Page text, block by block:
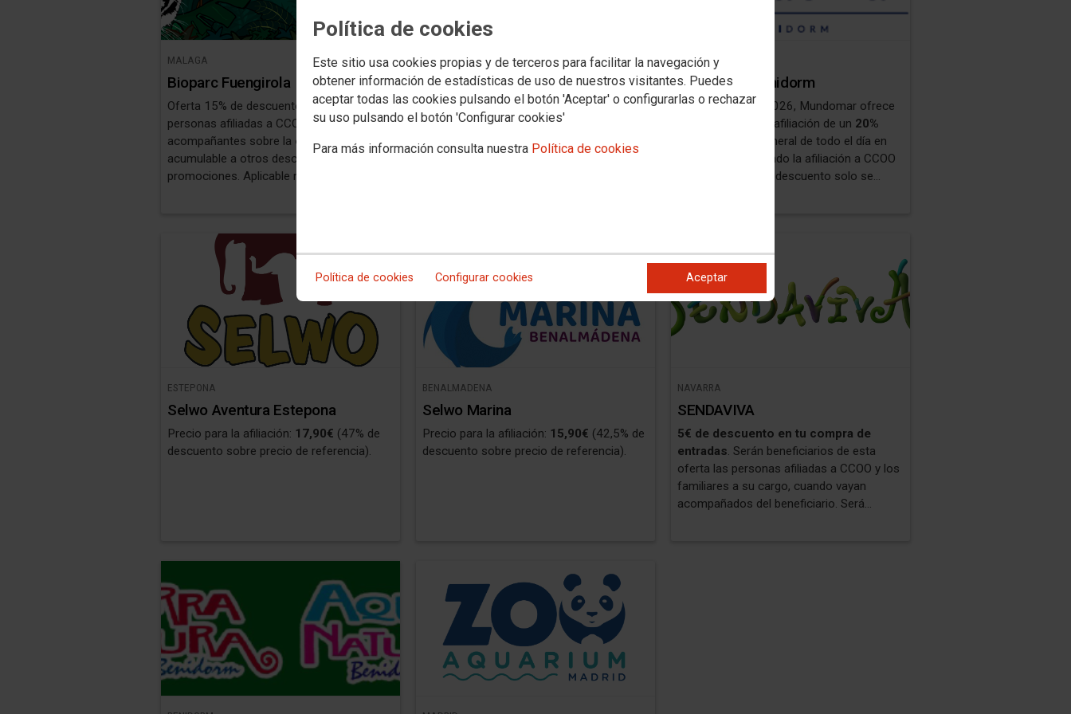
Política de cookies
Este sitio usa cookies propias y de terceros para facilitar la navegación y
obtener información de estadísticas de uso de nuestros visitantes. Puedes
aceptar todas las cookies pulsando el botón 'Aceptar' o configurarlas o rechazar
su uso pulsando el botón 'Configurar cookies'
Para más información consulta nuestra Política de cookies
Política de cookies Configurar cookies Aceptar
MALAGA
Bioparc Fuengirola
Oferta 15% de descuento para las
personas afiliadas a CCOO y para 3
acompañantes sobre la entrada diaria , no
acumulable a otros descuentos ni
promociones. Aplicable mediante la web:
MADRID
Faunia
Entrada única: 18,90€(45% de
descuento sobre el PVP).
BENIDORM
Mundomar Benidorm
Esta temporada 2026, Mundomar ofrece
un descuento a la afiliación de un 20%
sobre el precio general de todo el día en
taquillas (acreditando la afiliación a CCOO
junto el DNI). Este descuento solo se
de la compra.
ESTEPONA
Selwo Aventura Estepona
Precio para la afiliación: 17,90€ (47% de
descuento sobre precio de referencia).
BENALMADENA
Selwo Marina
Precio para la afiliación: 15,90€ (42,5% de
descuento sobre precio de referencia).
NAVARRA
SENDAVIVA
5€ de descuento en tu compra de
entradas. Serán beneficiarios de esta
oferta las personas afiliadas a CCOO y los
familiares a su cargo, cuando vayan
acompañados del beneficiario. Será